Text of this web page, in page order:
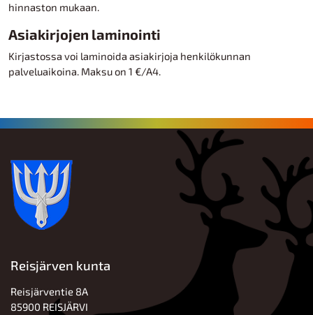
hinnaston mukaan.
Asiakirjojen laminointi
Kirjastossa voi laminoida asiakirjoja henkilökunnan
palveluaikoina. Maksu on 1 €/A4.
Reisjärven kunta
Reisjärventie 8A
85900 REISJÄRVI